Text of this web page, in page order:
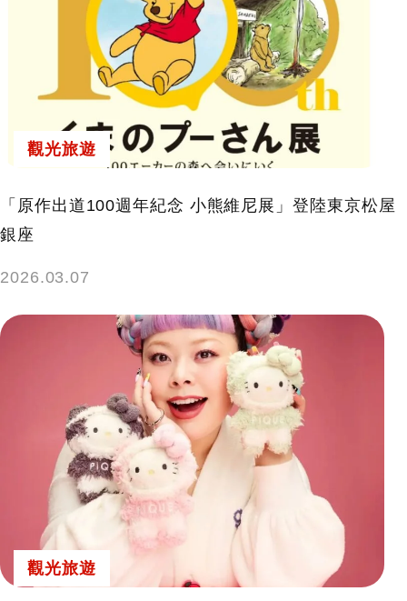
觀光旅遊
「原作出道100週年紀念 小熊維尼展」登陸東京松屋
銀座
2026.03.07
觀光旅遊